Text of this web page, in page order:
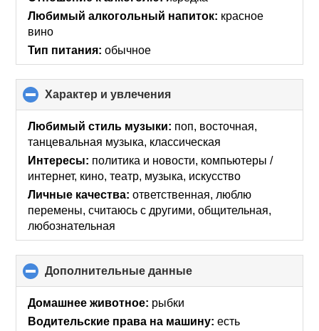
Любимый алкогольный напиток: красное
вино
Тип питания: обычное
Характер и увлечения
to
collapse
contents
Любимый стиль музыки: поп, восточная,
танцевальная музыка, классическая
Интересы: политика и новости, компьютеры /
интернет, кино, театр, музыка, искусcтво
Личные качества: ответственная, люблю
перемены, считаюсь с другими, общительная,
любознательная
Дополнительные данные
to
Домашнее животное: рыбки
Водительские права на машину: есть